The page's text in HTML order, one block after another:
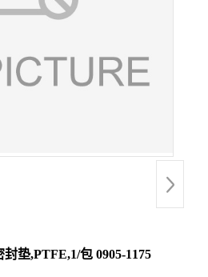
垫,PTFE,1/包 0905-1175